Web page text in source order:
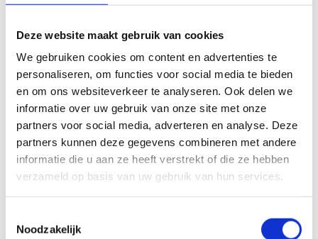
Deze website maakt gebruik van cookies
We gebruiken cookies om content en advertenties te
personaliseren, om functies voor social media te bieden
en om ons websiteverkeer te analyseren. Ook delen we
informatie over uw gebruik van onze site met onze
partners voor social media, adverteren en analyse. Deze
partners kunnen deze gegevens combineren met andere
informatie die u aan ze heeft verstrekt of die ze hebben
verzameld op basis van uw gebruik van hun services.
Noodzakelijk
Kunnen managers rapportages van
hun team bekijken?
Ja. Afhankelijk van de inrichting kunnen
managers inzicht krijgen in voortgang en
resultaten van medewerkers.
Kan ik groepen aanmaken?
Ja. Je kunt gebruikers indelen per afdeling,